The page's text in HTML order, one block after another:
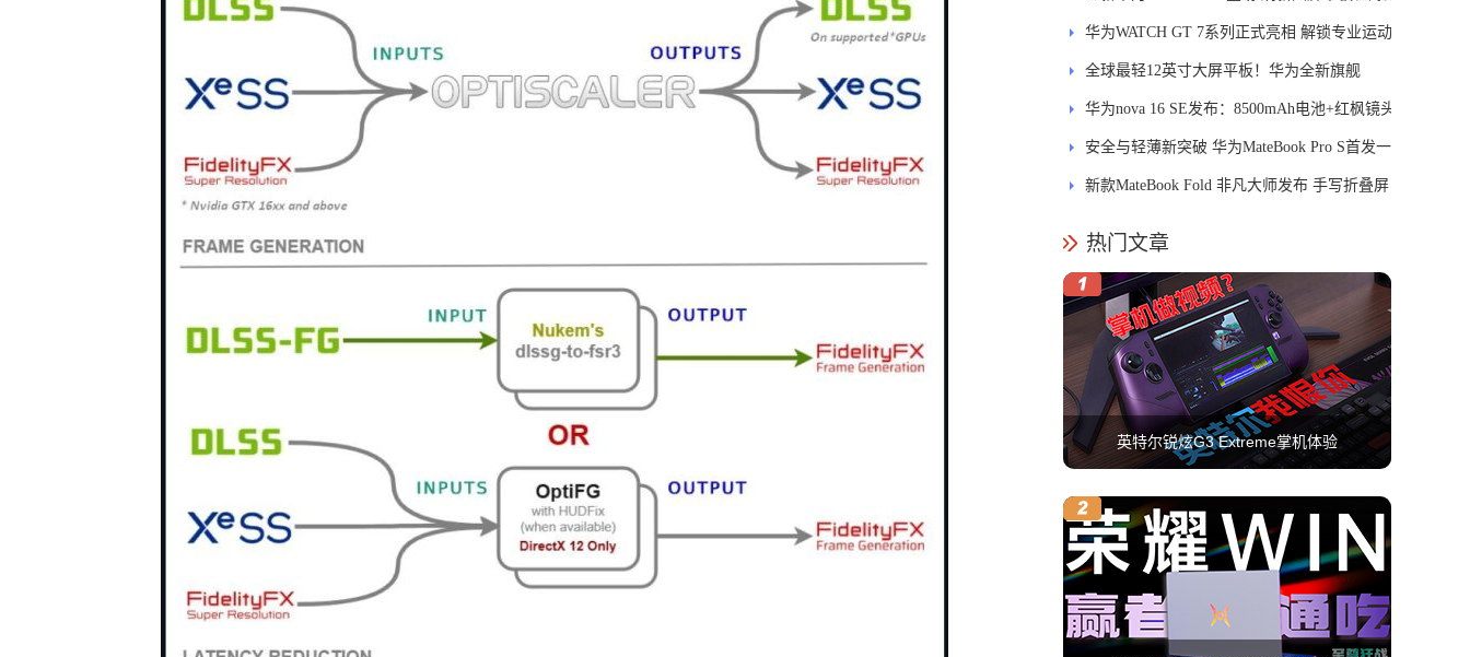
录
华为WATCH GT 7系列正式亮相 解锁专业运动
新体验
全球最轻12英寸大屏平板！华为全新旗舰
MatePad Pro正式发布
华为nova 16 SE发布：8500mAh电池+红枫镜头
安全与轻薄新突破 华为MateBook Pro S首发一
区双像素技术防窥屏
新款MateBook Fold 非凡大师发布 手写折叠屏
热门文章
英特尔锐炫G3 Extreme掌机体验